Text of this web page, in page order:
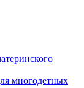
многодетных